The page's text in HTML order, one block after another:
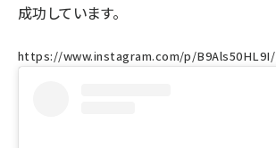
成功しています。
https://www.instagram.com/p/B9Als50HL9I/